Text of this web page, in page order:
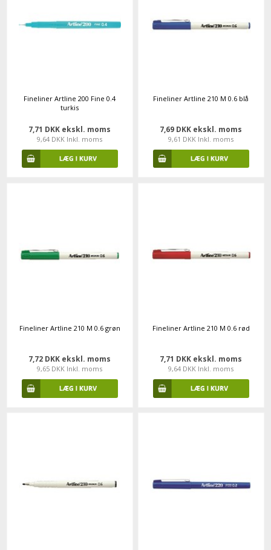
Fineliner Artline 200 Fine 0.4
turkis
7,71 DKK ekskl. moms
9,64 DKK Inkl. moms
Fineliner Artline 210 M 0.6 blå
7,69 DKK ekskl. moms
9,61 DKK Inkl. moms
Fineliner Artline 210 M 0.6 grøn
7,72 DKK ekskl. moms
9,65 DKK Inkl. moms
Fineliner Artline 210 M 0.6 rød
7,71 DKK ekskl. moms
9,64 DKK Inkl. moms